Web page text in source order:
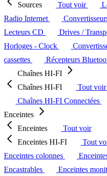
Sources
Tout voir
Radio Internet
Lecteurs CD
Drives /
Horloges - Clock
cassettes
Récepteurs
Chaînes HI-FI
Chaînes HI-FI
Tout voir
Chaînes HI-FI Connectées
Enceintes
Enceintes
Tout voir
Enceintes HI-FI
Tout
Enceintes colonnes
Encastrables
Enceintes